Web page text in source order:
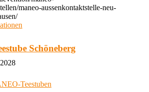
maneo-aussenkontaktstelle-neu-
Schöneberg
2028
Teestuben